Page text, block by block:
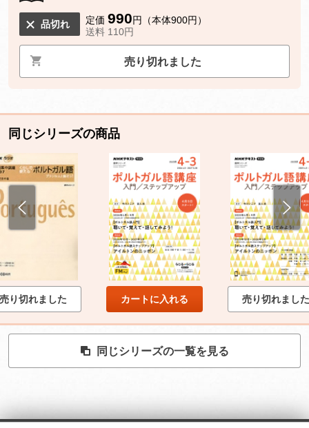
品切れ 定価 990円（本体900円）
送料 110円
売り切れました
同じシリーズの商品
売り切れました カートに入れる 売り切れました
同じシリーズの一覧を見る